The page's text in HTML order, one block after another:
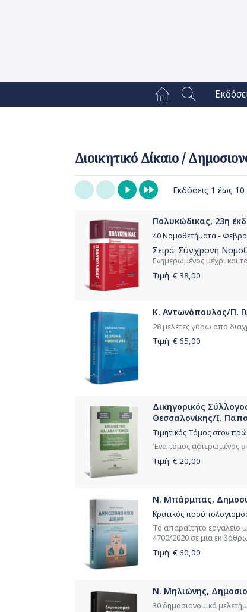
Διοικητικό Δίκαιο /
Εκδόσεις 1 έως
Πολυκώδικας, 23η
40 Νομοθετήματα -
Σειρά: Σύγχρονη
Ενημερωμένος μέχρι και
Τιμή: € 38,00
Κ. Αντωνόπουλος/Π.
28 μελέτες γύρω από
Τιμή: € 65,00
Δικηγορικός
Θεσσαλονίκης/Ι.
Τιμητικός Τόμος στον
Ένα τόμος αφιερωμένος
Τιμή: € 20,00
Ν. Μπάρμπας,
Κρατικός
Το απαραίτητο εργαλείο
4700/2020 σε μία εκ
Τιμή: € 60,00
Ν. Μηλιώνης,
30 δημοσιονομικά